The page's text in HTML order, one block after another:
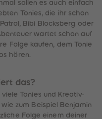
sollen es auch einfach
Tonies, die ihr schon
Bibi Blocksberg oder
wartet schon auf
Folge kaufen, dem Tonie
hören.
das?
Tonies und Kreativ-
zum Beispiel Benjamin
Folge einem deiner